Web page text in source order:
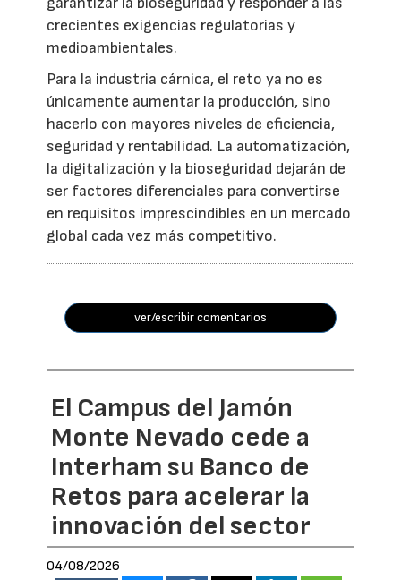
crecientes exigencias regulatorias y
medioambientales.
Para la industria cárnica, el reto ya no es
únicamente aumentar la producción, sino
hacerlo con mayores niveles de eficiencia,
seguridad y rentabilidad. La automatización,
la digitalización y la bioseguridad dejarán de
ser factores diferenciales para convertirse
en requisitos imprescindibles en un mercado
global cada vez más competitivo.
ver/escribir comentarios
El Campus del Jamón
Monte Nevado cede a
Interham su Banco de
Retos para acelerar la
innovación del sector
04/08/2026